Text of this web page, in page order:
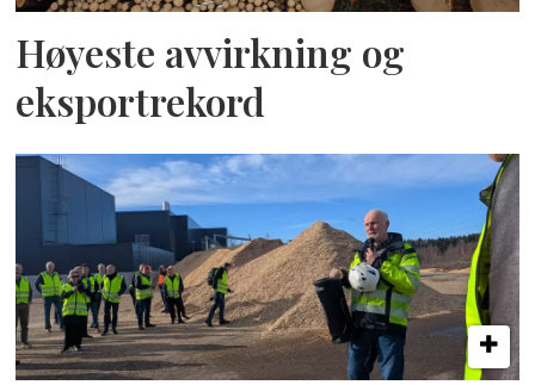
Høyeste avvirkning og
eksportrekord